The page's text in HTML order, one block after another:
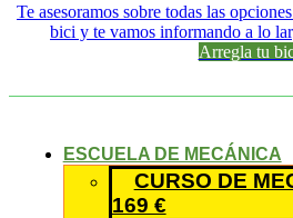
Te asesoramos sobre todas las
bici y te vamos informando a lo
Arregla tu
ESCUELA DE MECÁNICA
CURSO DE
169 €